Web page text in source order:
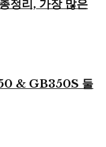
정리, 가장 많은
& GB350S 둘